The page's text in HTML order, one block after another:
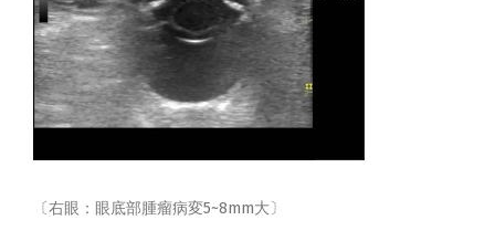
〔右眼：眼底部腫瘤病変5~8mm大〕